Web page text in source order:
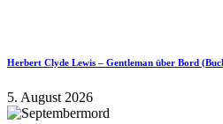
Herbert Clyde Lewis – Gentleman über Bord
5. August 2026